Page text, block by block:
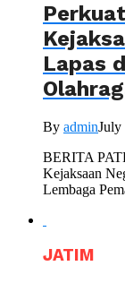
Lapas
By adminJuly
BERITA
Kejaksaan
Lembaga
JATIM